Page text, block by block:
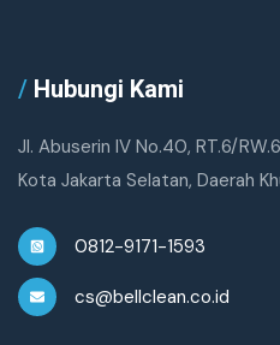
/ Hubungi Kami
Jl. Abuserin IV No.40, RT.6/
Kota Jakarta Selatan, Daerah
0812-9171-1593
cs@bellclean.co.id